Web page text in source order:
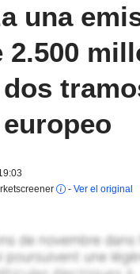
una
2.500
- Ver el original